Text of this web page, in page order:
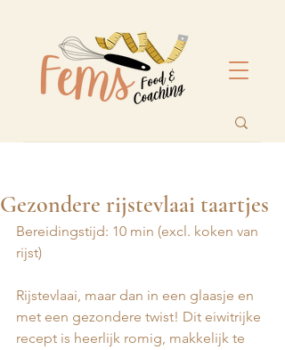
Gezondere rijstevlaai taartjes
Bereidingstijd: 10 min (excl. koken van
rijst)
Rijstevlaai, maar dan in een glaasje en
met een gezondere twist! Dit eiwitrijke
recept is heerlijk romig, makkelijk te